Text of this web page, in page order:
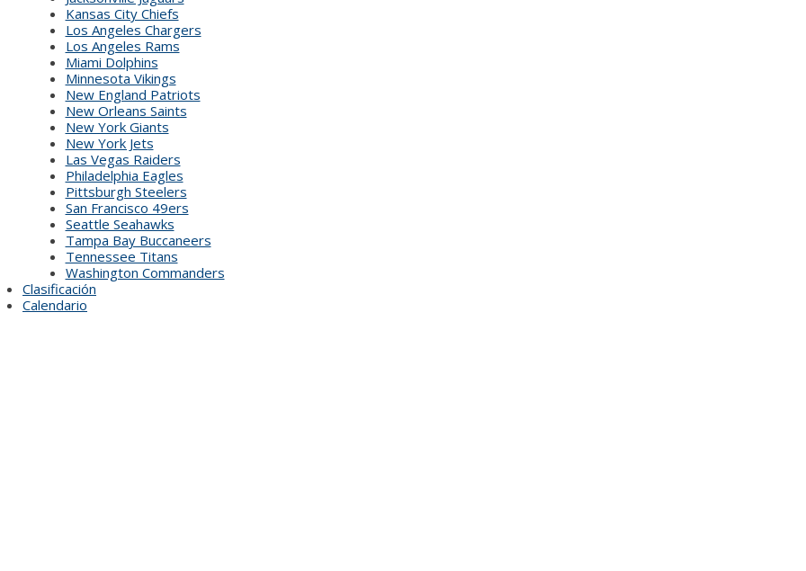
Kansas City Chiefs
Los Angeles Chargers
Los Angeles Rams
Miami Dolphins
Minnesota Vikings
New England Patriots
New Orleans Saints
New York Giants
New York Jets
Las Vegas Raiders
Philadelphia Eagles
Pittsburgh Steelers
San Francisco 49ers
Seattle Seahawks
Tampa Bay Buccaneers
Tennessee Titans
Washington Commanders
Clasificación
Calendario